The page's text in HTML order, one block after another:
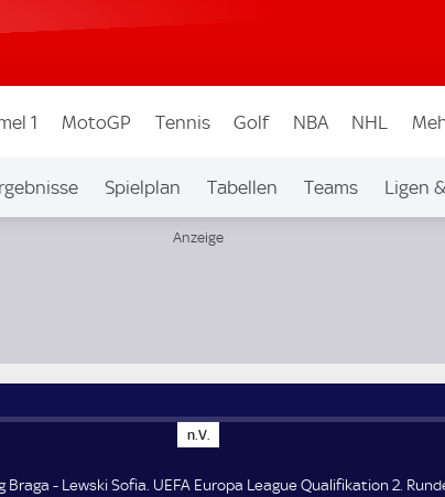
1 MotoGP Tennis Golf NBA NHL
Spielplan Tabellen Teams Ligen
n.V.
.
.
Braga - Lewski Sofia. UEFA Europa League Qualifikation 2.